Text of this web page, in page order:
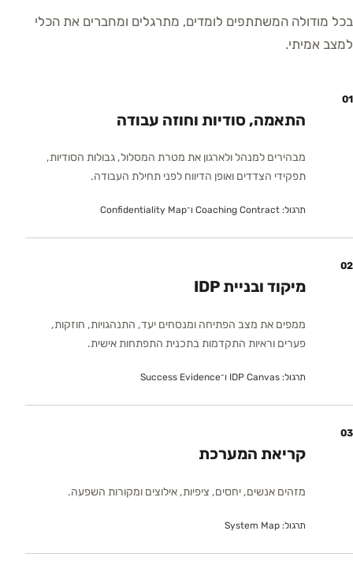
בכל מודולה המשתתפים לומדים, מתרגלים ומחברים את הכלי
למצב אמיתי.
01
התאמה, סודיות וחוזה עבודה
מבהירים למנהל ולארגון את מטרת המסלול, גבולות הסודיות,
תפקידי הצדדים ואופן הדיווח לפני תחילת העבודה.
תרגול: Coaching Contract ו־Confidentiality Map
02
מיקוד ובניית IDP
ממפים את מצב הפתיחה ומנסחים יעד, התנהגויות, חוזקות,
פערים וראיות התקדמות בתכנית התפתחות אישית.
תרגול: IDP Canvas ו־Success Evidence
03
קריאת המערכת
מזהים אנשים, יחסים, ציפיות, אילוצים ומקורות השפעה.
תרגול: System Map